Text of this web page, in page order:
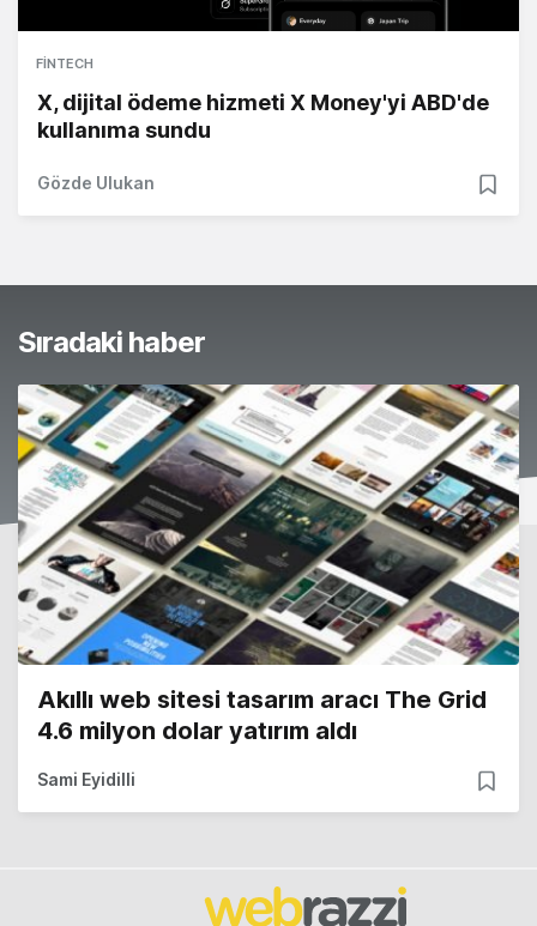
FINTECH
X, dijital ödeme hizmeti X Money'yi ABD'de
kullanıma sundu
Gözde Ulukan
Sıradaki haber
Akıllı web sitesi tasarım aracı The Grid
4.6 milyon dolar yatırım aldı
Sami Eyidilli